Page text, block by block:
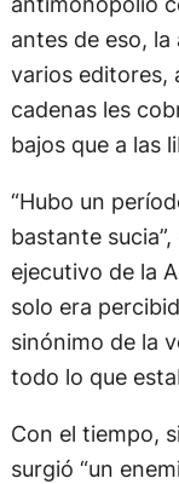
antes de eso,
varios editores,
cadenas les
bajos que a las
“Hubo un
bastante
ejecutivo de la
solo era
sinónimo de la
todo lo que
Con el tiempo,
surgió “un